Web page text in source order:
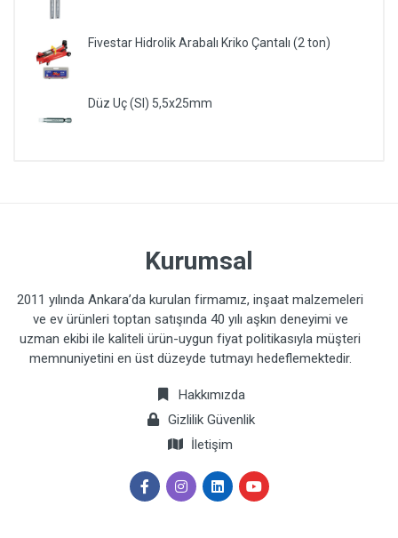
Fivestar Hidrolik Arabalı Kriko Çantalı (2 ton)
Düz Uç (Sl) 5,5x25mm
Kurumsal
2011 yılında Ankara’da kurulan firmamız, inşaat malzemeleri
ve ev ürünleri toptan satışında 40 yılı aşkın deneyimi ve
uzman ekibi ile kaliteli ürün-uygun fiyat politikasıyla müşteri
memnuniyetini en üst düzeyde tutmayı hedeflemektedir.
Hakkımızda
Gizlilik Güvenlik
İletişim